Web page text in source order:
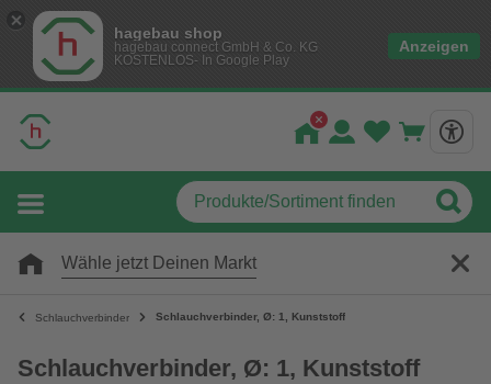
hagebau shop
hagebau connect GmbH & Co. KG
KOSTENLOS- In Google Play
Anzeigen
Wähle jetzt Deinen Markt
Schlauchverbinder Schlauchverbinder, Ø: 1, Kunststoff
Schlauchverbinder, Ø: 1, Kunststoff